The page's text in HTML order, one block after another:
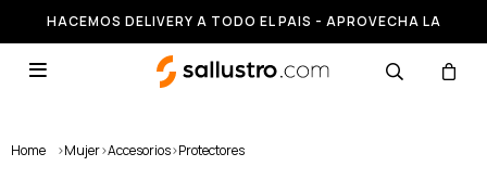
HACEMOS DELIVERY A TODO EL PAIS - APROVECHA LA
RUNNING HASTA 50% OFF

Home >Mujer>Accesorios>Protectores